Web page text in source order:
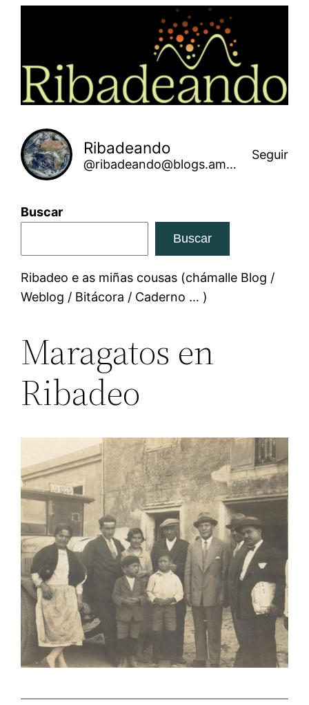
Ribadeando
@ribadeando@blogs.amarinha.gal
Seguir
Buscar
Buscar
Ribadeo e as miñas cousas (chámalle Blog /
Weblog / Bitácora / Caderno … )
Maragatos en
Ribadeo